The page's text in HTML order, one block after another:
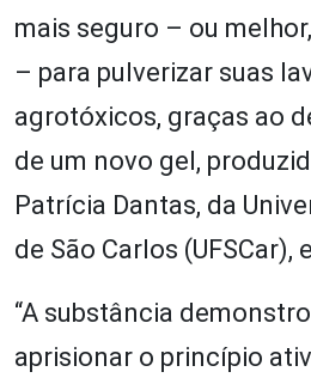
mais seguro – ou
– para pulverizar suas
agrotóxicos, graças ao
de um novo gel,
Patrícia Dantas, da
de São Carlos (UFSCar),
“A substância
aprisionar o princípio